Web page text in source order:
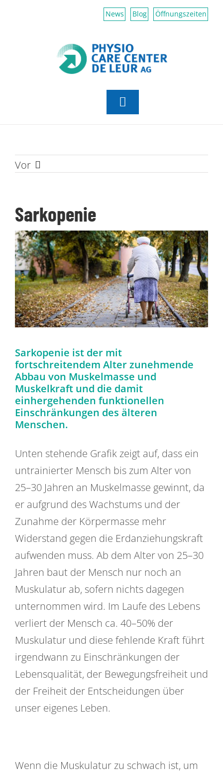
News Blog Öffnungszeiten
Toggle
Über uns
Kontakt
Offene Stellen
Vor
Sarkopenie
Zeige
grösseres
Bild
Sarkopenie ist der mit
fortschreitendem Alter zunehmende
Abbau von Muskelmasse und
Muskelkraft und die damit
einhergehenden funktionellen
Einschränkungen des älteren
Menschen.
Unten stehende Grafik zeigt auf, dass ein
untrainierter Mensch bis zum Alter von
25–30 Jahren an Muskelmasse gewinnt, da
er aufgrund des Wachstums und der
Zunahme der Körpermasse mehr
Widerstand gegen die Erdanziehungskraft
aufwenden muss. Ab dem Alter von 25–30
Jahren baut der Mensch nur noch an
Muskulatur ab, sofern nichts dagegen
unternommen wird. Im Laufe des Lebens
verliert der Mensch ca. 40–50% der
Muskulatur und diese fehlende Kraft führt
irgendwann zu Einschränkungen der
Lebensqualität, der Bewegungsfreiheit und
der Freiheit der Entscheidungen über
unser eigenes Leben.
Wenn die Muskulatur zu schwach ist, um